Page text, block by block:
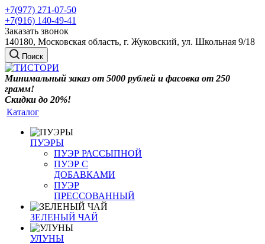
+7(977) 271-07-50
+7(916) 140-49-41
Заказать звонок
140180, Московская область, г. Жуковский, ул. Школьная 9/18
Поиск
Минимальный заказ от 5000 рублей и фасовка от 250
грамм!
Скидки до 20%!
Каталог
ПУЭРЫ
ПУЭР РАССЫПНОЙ
ПУЭР С
ДОБАВКАМИ
ПУЭР
ПРЕССОВАННЫЙ
ЗЕЛЕНЫЙ ЧАЙ
УЛУНЫ